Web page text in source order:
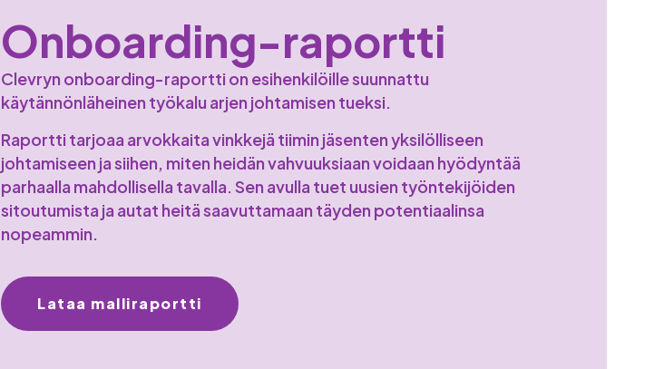
Onboarding-raportti
Clevryn onboarding-raportti on esihenkilöille suunnattu
käytännönläheinen työkalu arjen johtamisen tueksi.
Raportti tarjoaa arvokkaita vinkkejä tiimin jäsenten yksilölliseen
johtamiseen ja siihen, miten heidän vahvuuksiaan voidaan hyödyntää
parhaalla mahdollisella tavalla. Sen avulla tuet uusien työntekijöiden
sitoutumista ja autat heitä saavuttamaan täyden potentiaalinsa
nopeammin.
Lataa malliraportti